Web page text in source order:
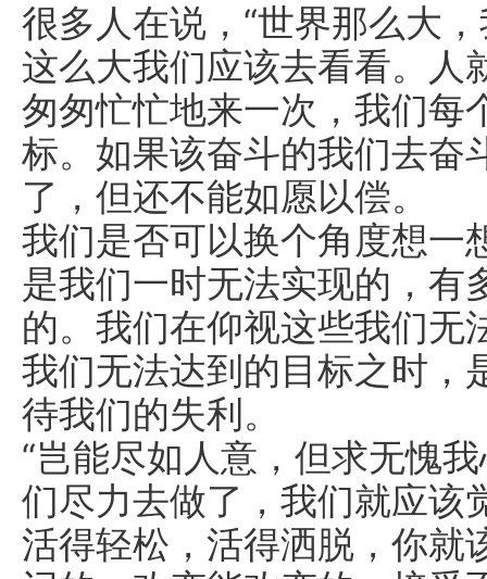
很多人在说，“世界那么大
这么大我们应该去看看。人
匆匆忙忙地来一次，我们每
标。如果该奋斗的我们去奋
了，但还不能如愿以偿。
我们是否可以换个角度想一
是我们一时无法实现的，有
的。我们在仰视这些我们无
我们无法达到的目标之时，
待我们的失利。
“岂能尽如人意，但求无愧
们尽力去做了，我们就应该
活得轻松，活得洒脱，你就